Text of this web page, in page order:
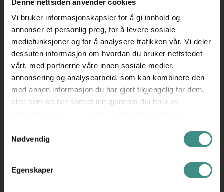
Denne nettsiden anvender cookies
Vi bruker informasjonskapsler for å gi innhold og
annonser et personlig preg, for å levere sosiale
mediefunksjoner og for å analysere trafikken vår. Vi deler
dessuten informasjon om hvordan du bruker nettstedet
vårt, med partnerne våre innen sosiale medier,
annonsering og analysearbeid, som kan kombinere den
med annen informasjon du har gjort tilgjengelig for dem,
eller som de har samlet inn gjennom din bruk av
Nødvendig
Egenskaper
✅ Plassbesparende design – passer godt i mindre
møterom og kontorlokaler.
✅ Tidløst og funksjonelt – enkel å integrere i ulike
arbeidsmiljøer.
Velg et brukt Izi Effect møtebord fra EFG for et praktisk,
plassbesparende og stilfullt bord til møterommet ditt.
kjent for å levere høy kvalitet og funksjonalitet. Med
mange år vært en pålitelig leverandør av møbler som